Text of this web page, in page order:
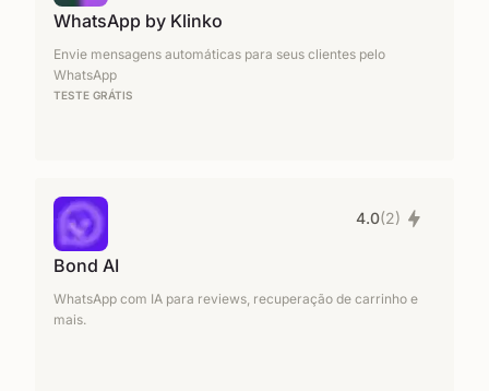
WhatsApp by Klinko
Envie mensagens automáticas para seus clientes pelo
WhatsApp
TESTE GRÁTIS
Bond AI
WhatsApp com IA para reviews, recuperação de carrinho e
mais.
4.0(2)